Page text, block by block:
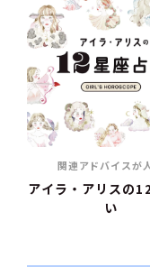
関連アドバイスが
アイラ・アリスの
い